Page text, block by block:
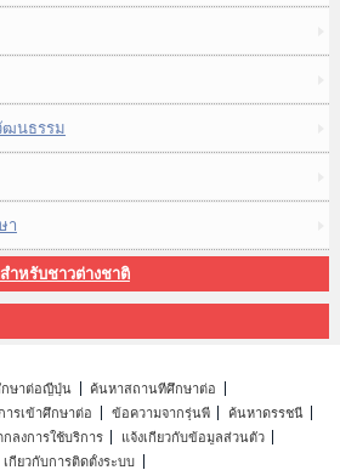
ฒนธรรม
า
ำหรับชาวต่างชาติ
กษาต่อญี่ปุ่น
ค้นหาสถานที่ศึกษาต่อ
รเข้าศึกษาต่อ
ข้อความจากรุ่นพี่
ค้นหาดรรชนี
ลงการใช้บริการ
แจ้งเกี่ยวกับข้อมูลส่วนตัว
เกี่ยวกับการติดตั้งระบบ